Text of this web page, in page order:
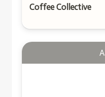
Coffee Collective